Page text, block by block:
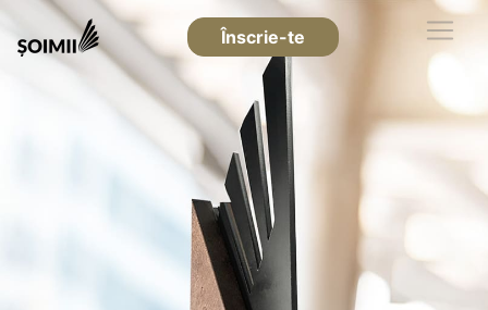
Înscrie-te